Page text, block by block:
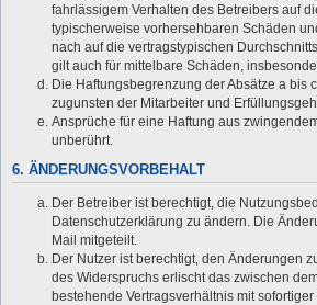
fahrlässigem Verhalten des Betreibers auf
typischerweise vorhersehbaren Schäden
nach auf die vertragstypischen
gilt auch für mittelbare Schäden,
Die Haftungsbegrenzung der Absätze a bis
zugunsten der Mitarbeiter und
Ansprüche für eine Haftung aus
unberührt.
6. ÄNDERUNGSVORBEHALT
Der Betreiber ist berechtigt, die
Datenschutzerklärung zu ändern. Die
Mail mitgeteilt.
Der Nutzer ist berechtigt, den Änderungen
des Widerspruchs erlischt das zwischen
bestehende Vertragsverhältnis mit sofortiger